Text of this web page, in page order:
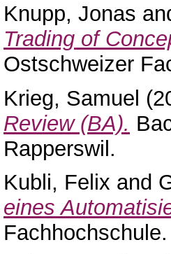
Knupp, Jonas
Trading of
Ostschweizer
Krieg, Samuel
Review (BA).
Rapperswil.
Kubli, Felix and
eines
Fachhochschule.